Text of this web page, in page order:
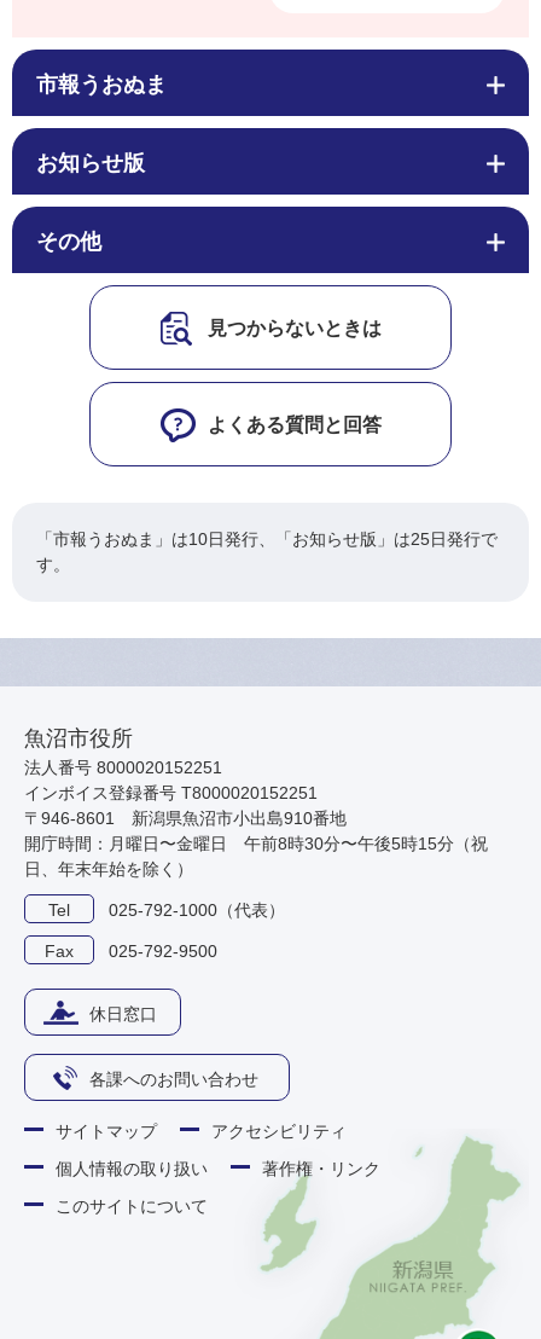
市報うおぬま
お知らせ版
その他
見つからないときは
よくある質問と回答
「市報うおぬま」は10日発行、「お知らせ版」は25日発行で
す。
魚沼市役所
法人番号 8000020152251
インボイス登録番号 T8000020152251
〒946-8601 新潟県魚沼市小出島910番地
開庁時間：月曜日〜金曜日 午前8時30分〜午後5時15分（祝
日、年末年始を除く）
Tel 025-792-1000（代表）
Fax 025-792-9500
休日窓口
各課へのお問い合わせ
サイトマップ
アクセシビリティ
個人情報の取り扱い
著作権・リンク
このサイトについて